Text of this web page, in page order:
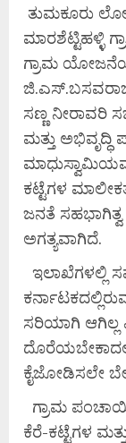
ತುಮಕೂರು
ಮಾರಶೆಟ್ಟಿಹಳ್ಳಿ
ಗ್ರಾಮ
ಸಣ್ಣ ನೀರಾವರಿ
ಮತ್ತು ಅಭಿವೃದ್ಧಿ
ಕಟ್ಟೆಗಳ
ಜನತೆ
ಅಗತ್ಯವಾಗಿದೆ.
ಇಲಾಖೆಗಳಲ್ಲಿ
ಸರಿಯಾಗಿ ಆಗಿಲ್ಲ
ಕೈಜೋಡಿಸಲೇ
ಗ್ರಾಮ
ಕೆರೆ-ಕಟ್ಟೆಗಳ